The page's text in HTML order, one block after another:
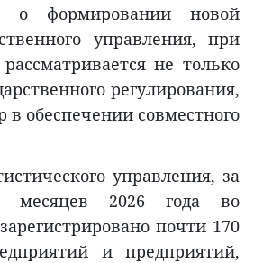
о формировании новой
управления, при
не только
регулирования,
в обеспечении совместного
управления, за
месяцев 2026 года во
почти 170
и предприятий,